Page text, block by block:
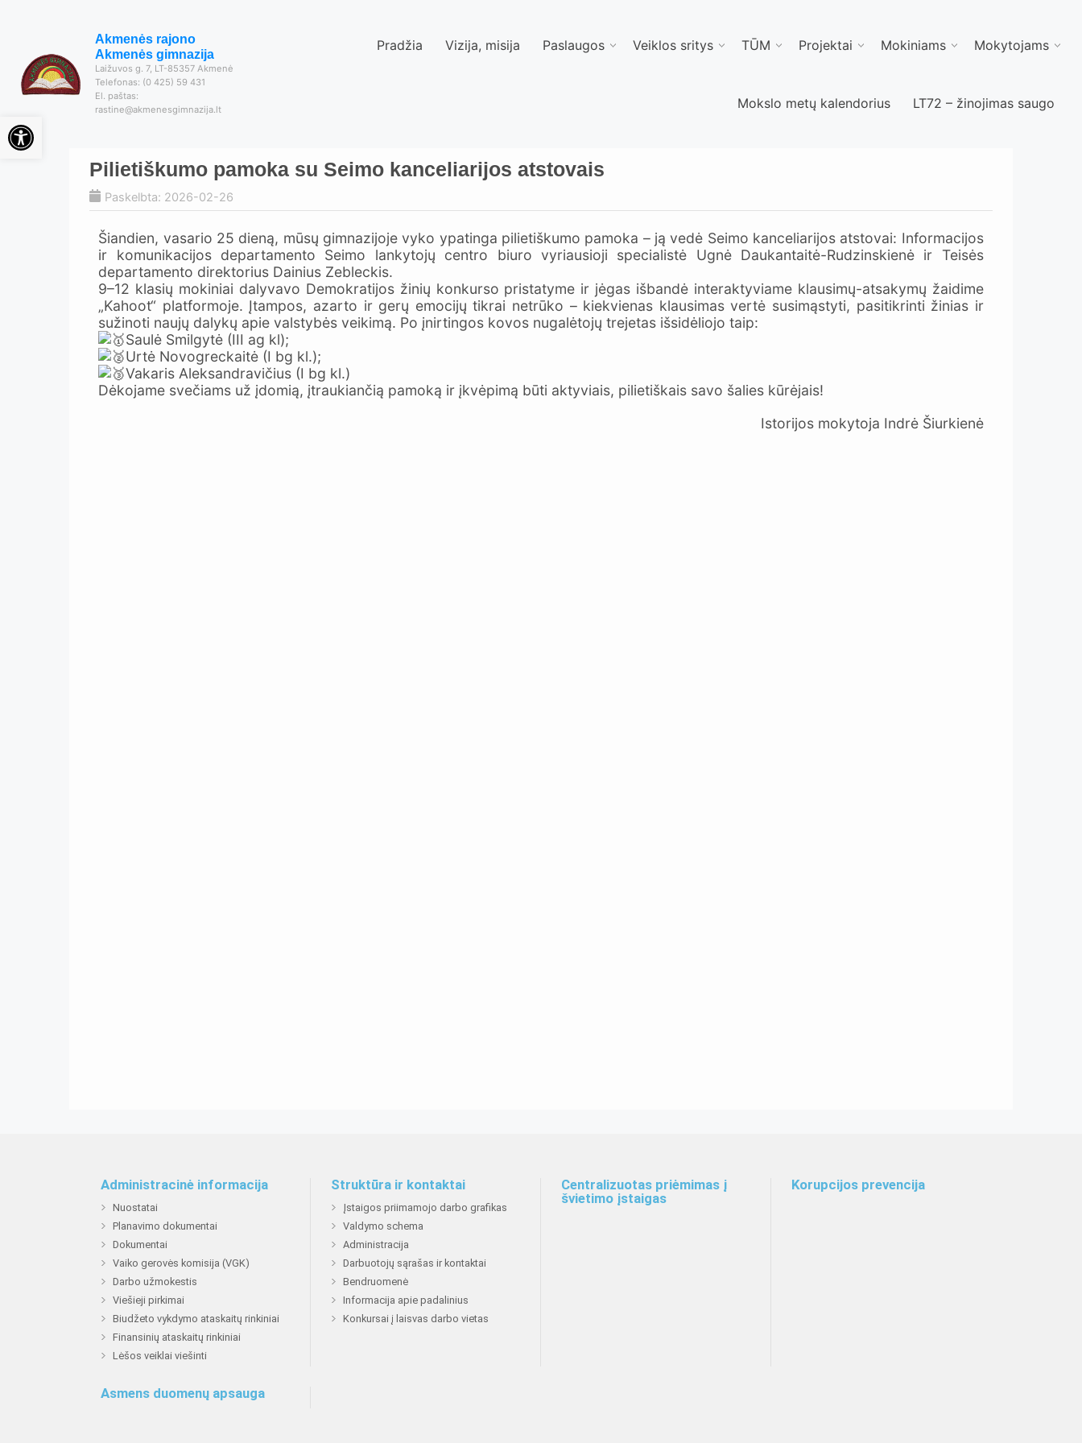
Akmenės rajono
Akmenės gimnazija
Laižuvos g. 7, LT-85357 Akmenė
Telefonas: (0 425) 59 431
El. paštas:
rastine@akmenesgimnazija.lt
Pradžia Vizija, misija Paslaugos Veiklos sritys TŪM Projektai Mokiniams Mokytojams
Mokslo metų kalendorius LT72 – žinojimas saugo
Pilietiškumo pamoka su Seimo kanceliarijos atstovais
Paskelbta: 2026-02-26
Šiandien, vasario 25 dieną, mūsų gimnazijoje vyko ypatinga pilietiškumo pamoka – ją vedė Seimo kanceliarijos atstovai: Informacijos
ir komunikacijos departamento Seimo lankytojų centro biuro vyriausioji specialistė Ugnė Daukantaitė-Rudzinskienė ir Teisės
departamento direktorius Dainius Zebleckis.
9–12 klasių mokiniai dalyvavo Demokratijos žinių konkurso pristatyme ir jėgas išbandė interaktyviame klausimų-atsakymų žaidime
„Kahoot“ platformoje. Įtampos, azarto ir gerų emocijų tikrai netrūko – kiekvienas klausimas vertė susimąstyti, pasitikrinti žinias ir
sužinoti naujų dalykų apie valstybės veikimą. Po įnirtingos kovos nugalėtojų trejetas išsidėliojo taip:
Saulė Smilgytė (III ag kl);
Urtė Novogreckaitė (I bg kl.);
Vakaris Aleksandravičius (I bg kl.)
Dėkojame svečiams už įdomią, įtraukiančią pamoką ir įkvėpimą būti aktyviais, pilietiškais savo šalies kūrėjais!
Istorijos mokytoja Indrė Šiurkienė
Administracinė informacija
Nuostatai
Planavimo dokumentai
Dokumentai
Vaiko gerovės komisija (VGK)
Darbo užmokestis
Viešieji pirkimai
Biudžeto vykdymo ataskaitų rinkiniai
Finansinių ataskaitų rinkiniai
Lėšos veiklai viešinti
Struktūra ir kontaktai
Įstaigos priimamojo darbo grafikas
Valdymo schema
Administracija
Darbuotojų sąrašas ir kontaktai
Bendruomenė
Informacija apie padalinius
Konkursai į laisvas darbo vietas
Centralizuotas priėmimas į
švietimo įstaigas
Korupcijos prevencija
Asmens duomenų apsauga
Open toolbar